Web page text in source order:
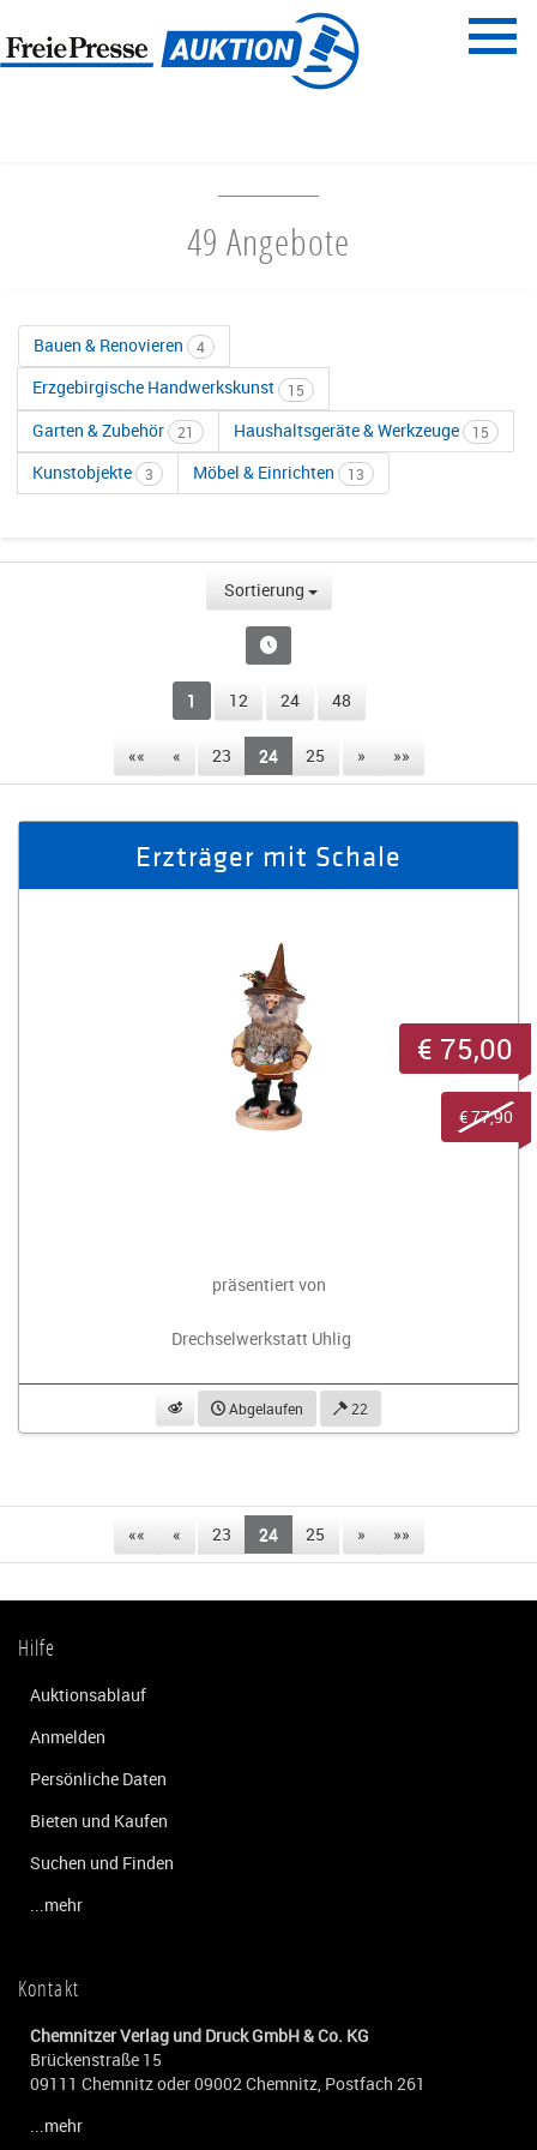
Menü
49 Angebote
Bauen & Renovieren 4
Erzgebirgische Handwerkskunst 15
Garten & Zubehör 21 Haushaltsgeräte & Werkzeuge 15
Kunstobjekte 3 Möbel & Einrichten 13
Sortierung
1 12 24 48
«« « 23 24 25 » »»
Erzträger mit Schale
präsentiert von
Drechselwerkstatt Uhlig
beobachtenAbgelaufen 22
€ 75,00
€ 77,90
«« « 23 24 25 » »»
Hilfe
Auktionsablauf
Anmelden
Persönliche Daten
Bieten und Kaufen
Suchen und Finden
...mehr
Kontakt
Chemnitzer Verlag und Druck GmbH & Co. KG
Brückenstraße 15
09111 Chemnitz oder 09002 Chemnitz, Postfach 261
...mehr